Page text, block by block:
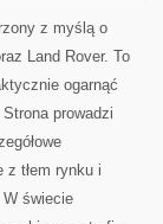
z myślą o
Land Rover. To
ogarnąć
prowadzi
z tłem rynku i
świecie